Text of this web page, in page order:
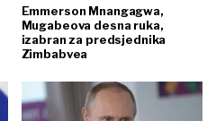
Emmerson Mnangagwa,
Mugabeova desna ruka,
izabran za predsjednika
Zimbabvea